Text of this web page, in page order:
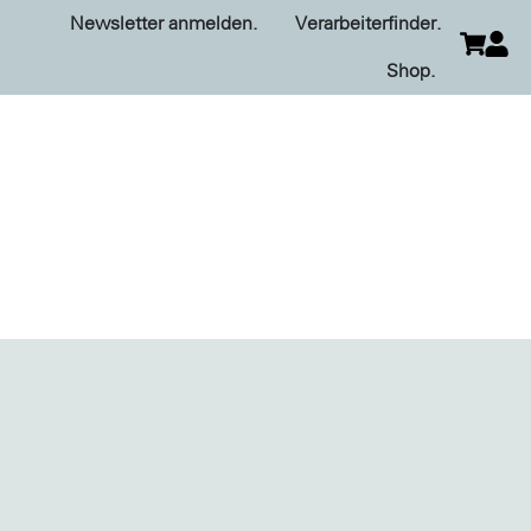
Newsletter anmelden. Verarbeiterfinder.
Shop.